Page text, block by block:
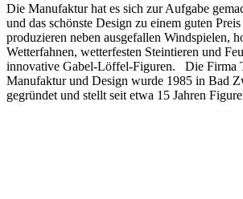
Die Manufaktur hat es sich zur Aufgabe
und das schönste Design zu einem guten
produzieren neben ausgefallen Windspielen,
Wetterfahnen, wetterfesten Steintieren und
innovative Gabel-Löffel-Figuren. Die Firma
Manufaktur und Design wurde 1985 in Bad
gegründet und stellt seit etwa 15 Jahren